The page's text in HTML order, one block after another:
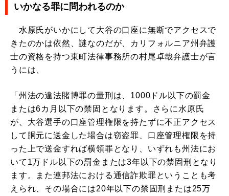
いかなる罪に問われるのか
水原氏がいかにして大谷の口座に無断でアクセスで
きたのかは依然、謎なのだが、カリフォルニア州弁護
士の資格を持つ東町法律事務所の村尾卓哉弁護士が言
うには、
「州法の違法賭博罪の量刑は、1000ドル以下の罰金
または6カ月以下の禁固となります。さらに水原氏
が、大谷選手の口座管理権限を持たずに不正アクセス
して胴元に送金した場合は窃盗罪、口座管理権限を持
った上で送金すれば横領罪となり、いずれも州法にお
いて1万ドル以下の罰金または3年以下の禁固刑となり
ます。また連邦法における通信詐欺罪ということも考
えられ、その場合には20年以下の禁固刑または25万